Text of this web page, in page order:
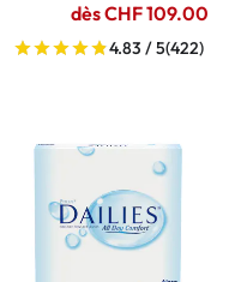
dès CHF 109.00
4.83 / 5(422)